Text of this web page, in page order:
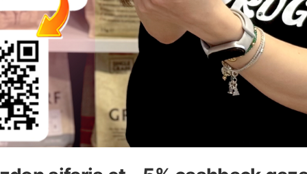
( Rəylər)
Qiymət
Almaq
299.00